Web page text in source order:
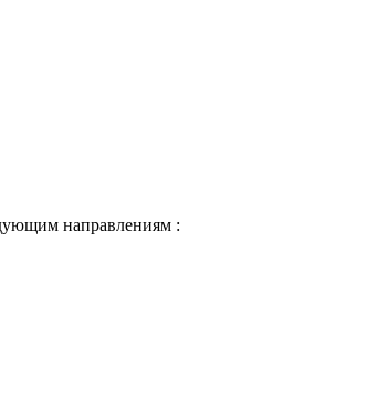
направлениям :